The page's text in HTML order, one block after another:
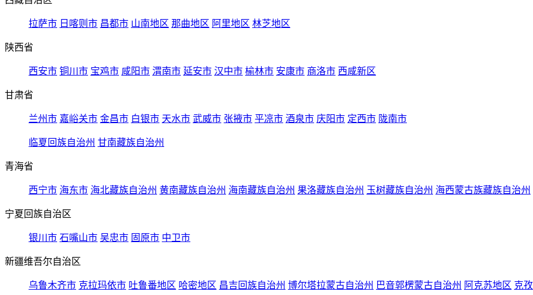
拉萨市 日喀则市 昌都市 山南地区 那曲地区 阿里地区 林芝地区
陕西省
西安市 铜川市 宝鸡市 咸阳市 渭南市 延安市 汉中市 榆林市 安康市 商洛市 西咸新区
甘肃省
兰州市 嘉峪关市 金昌市 白银市 天水市 武威市 张掖市 平凉市 酒泉市 庆阳市 定西市 陇南市
临夏回族自治州 甘南藏族自治州
青海省
西宁市 海东市 海北藏族自治州 黄南藏族自治州 海南藏族自治州 果洛藏族自治州 玉树藏族自治州 海西蒙古族藏族自治州
宁夏回族自治区
银川市 石嘴山市 吴忠市 固原市 中卫市
新疆维吾尔自治区
乌鲁木齐市 克拉玛依市 吐鲁番地区 哈密地区 昌吉回族自治州 博尔塔拉蒙古自治州 巴音郭楞蒙古自治州 阿克苏地区 克